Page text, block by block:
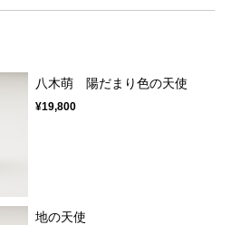
八木萌 陽だまり色の天使
¥19,800
地の天使